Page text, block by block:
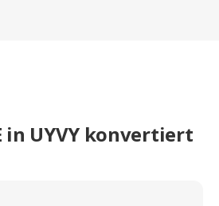
in UYVY konvertiert